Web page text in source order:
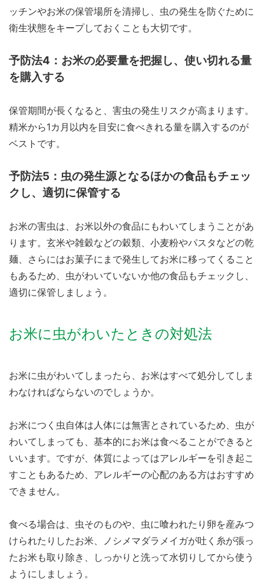
ッチンやお米の保管場所を清掃し、虫の発生を防ぐために
衛生状態をキープしておくことも大切です。
予防法4：お米の必要量を把握し、使い切れる量
を購入する
保管期間が長くなると、害虫の発生リスクが高まります。
精米から1カ月以内を目安に食べきれる量を購入するのが
ベストです。
予防法5：虫の発生源となるほかの食品もチェッ
クし、適切に保管する
お米の害虫は、お米以外の食品にもわいてしまうことがあ
ります。 玄米や雑穀などの穀類、小麦粉やパスタなどの乾
麺、さらにはお菓子にまで発生してお米に移ってくること
もあるため、虫がわいていないか他の食品もチェックし、
適切に保管しましょう。
お米に虫がわいたときの対処法
お米に虫がわいてしまったら、お米はすべて処分してしま
わなければならないのでしょうか。
お米につく虫自体は人体には無害とされているため、虫が
わいてしまっても、基本的にお米は食べることができると
いいます。ですが、体質によってはアレルギーを引き起こ
すこともあるため、アレルギーの心配のある方はおすすめ
できません。
食べる場合は、虫そのものや、虫に喰われたり卵を産みつ
けられたりしたお米、ノシメマダラメイガが吐く糸が張っ
たお米も取り除き、しっかりと洗って水切りしてから使う
ようにしましょう。